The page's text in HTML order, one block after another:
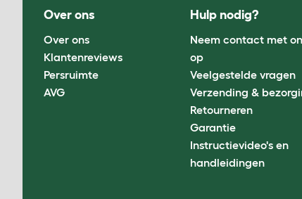
Over ons
Over ons
Klantenreviews
Persruimte
AVG
Hulp nodig?
Neem contact met
op
Veelgestelde vragen
Verzending &
Retourneren
Garantie
Instructievideo's en
handleidingen